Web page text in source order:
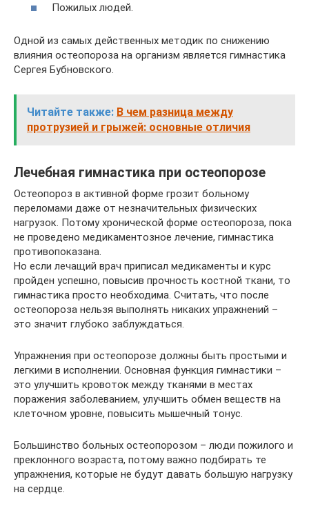
Пожилых людей.
Одной из самых действенных методик по снижению
влияния остеопороза на организм является гимнастика
Сергея Бубновского.
Читайте также: В чем разница между
протрузией и грыжей: основные отличия
Лечебная гимнастика при остеопорозе
Остеопороз в активной форме грозит больному
переломами даже от незначительных физических
нагрузок. Потому хронической форме остеопороза, пока
не проведено медикаментозное лечение, гимнастика
противопоказана.
Но если лечащий врач приписал медикаменты и курс
пройден успешно, повысив прочность костной ткани, то
гимнастика просто необходима. Считать, что после
остеопороза нельзя выполнять никаких упражнений –
это значит глубоко заблуждаться.
Упражнения при остеопорозе должны быть простыми и
легкими в исполнении. Основная функция гимнастики –
это улучшить кровоток между тканями в местах
поражения заболеванием, улучшить обмен веществ на
клеточном уровне, повысить мышечный тонус.
Большинство больных остеопорозом – люди пожилого и
преклонного возраста, потому важно подбирать те
упражнения, которые не будут давать большую нагрузку
на сердце.